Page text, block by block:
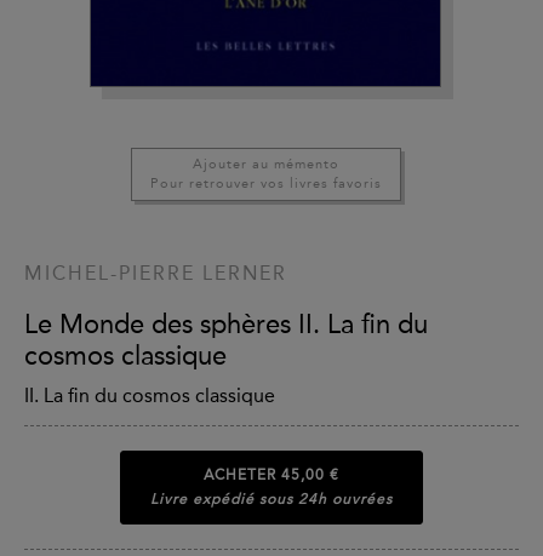
Ajouter au mémento
Pour retrouver vos livres favoris
MICHEL-PIERRE LERNER
Le Monde des sphères II. La fin du
cosmos classique
II. La fin du cosmos classique
ACHETER 45,00 €
Livre expédié sous 24h ouvrées